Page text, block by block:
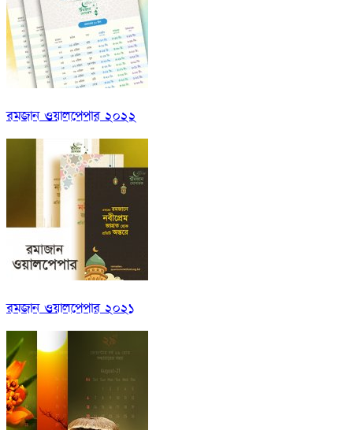
রমজান ওয়ালপেপার ২০২২
রমজান ওয়ালপেপার ২০২১